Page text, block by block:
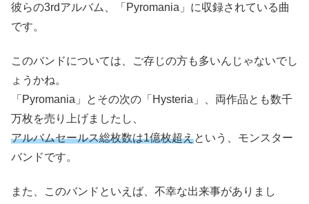
彼らの3rdアルバム、「Pyromania」に収録されている曲
です。
このバンドについては、ご存じの方も多いんじゃないでし
ょうかね。
「Pyromania」とその次の「Hysteria」、両作品とも数千
万枚を売り上げましたし、
アルバムセールス総枚数は1億枚超えという、モンスター
バンドです。
また、このバンドといえば、不幸な出来事がありまし